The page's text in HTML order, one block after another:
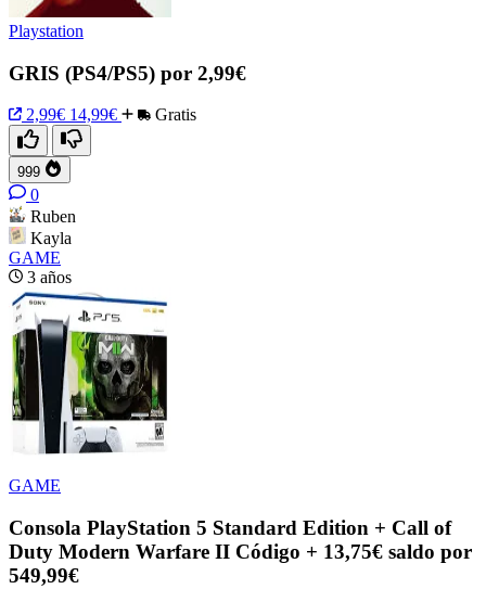
Playstation
GRIS (PS4/PS5) por 2,99€
2,99€ 14,99€ Gratis
999
0
Ruben
Kayla
GAME
3 años
GAME
Consola PlayStation 5 Standard Edition + Call of
Duty Modern Warfare II Código + 13,75€ saldo por
549,99€